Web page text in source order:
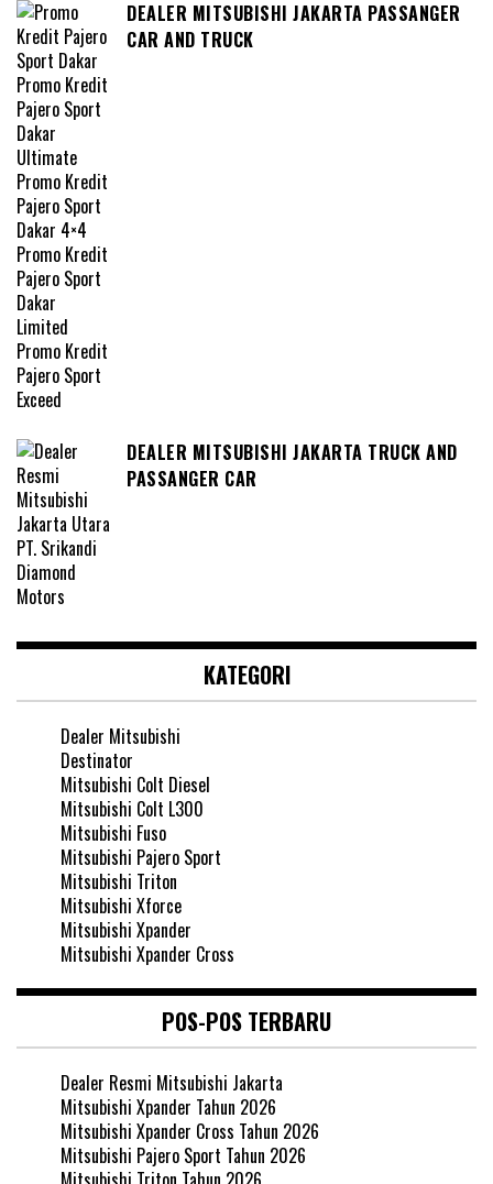
DEALER MITSUBISHI JAKARTA PASSANGER
CAR AND TRUCK
DEALER MITSUBISHI JAKARTA TRUCK AND
PASSANGER CAR
KATEGORI
Dealer Mitsubishi
Destinator
Mitsubishi Colt Diesel
Mitsubishi Colt L300
Mitsubishi Fuso
Mitsubishi Pajero Sport
Mitsubishi Triton
Mitsubishi Xforce
Mitsubishi Xpander
Mitsubishi Xpander Cross
POS-POS TERBARU
Dealer Resmi Mitsubishi Jakarta
Mitsubishi Xpander Tahun 2026
Mitsubishi Xpander Cross Tahun 2026
Mitsubishi Pajero Sport Tahun 2026